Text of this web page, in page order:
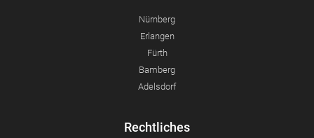
Nürnberg
Erlangen
Fürth
Bamberg
Adelsdorf
Rechtliches